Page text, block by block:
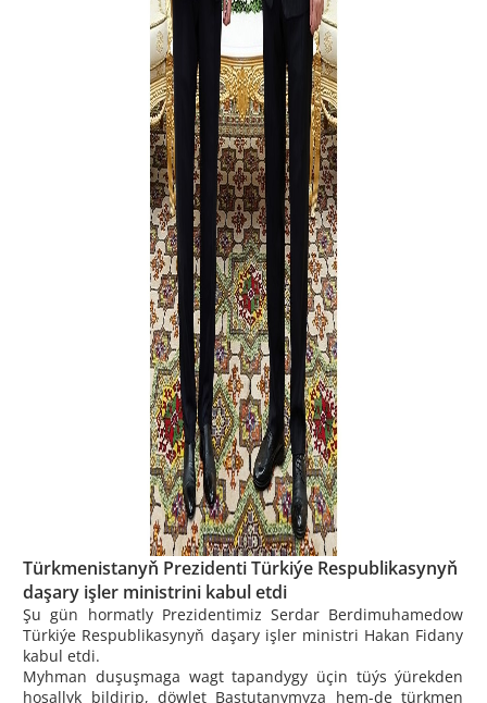
Türkmenistanyň Prezidenti Türkiýe Respublikasynyň
daşary işler ministrini kabul etdi
Şu gün hormatly Prezidentimiz Serdar Berdimuhamedow
Türkiýe Respublikasynyň daşary işler ministri Hakan Fidany
kabul etdi.
Myhman duşuşmaga wagt tapandygy üçin tüýs ýürekden
hoşallyk bildirip, döwlet Baştutanymyza hem-de türkmen